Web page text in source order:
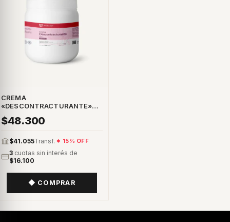
CREMA
«DESCONTRACTURANTE»
CORPORAL 1 KG
$48.300
$41.055Transf. 15% OFF
3 cuotas sin interés de
$16.100